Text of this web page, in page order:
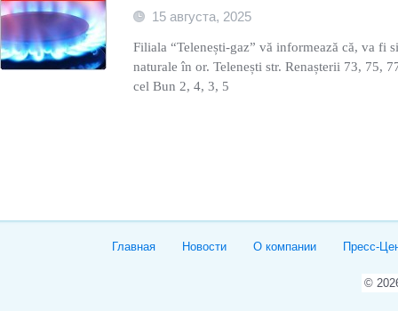
15 августа, 2025
Filiala “Telenești-gaz” vă informează că, va fi
naturale în or. Telenești str. Renașterii 73, 75,
cel Bun 2, 4, 3, 5
Главная Новости О компании Пресс-
©